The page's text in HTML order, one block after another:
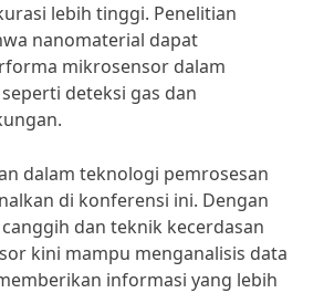
lebih tinggi. Penelitian
nanomaterial dapat
mikrosensor dalam
deteksi gas dan
dalam teknologi pemrosesan
di konferensi ini. Dengan
dan teknik kecerdasan
kini mampu menganalisis data
informasi yang lebih